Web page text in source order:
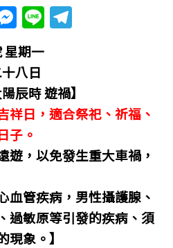
M
e
ss
e
n
g
er
Li
n
gr
a
m
星期一
八日
辰時 遊禍】
日，適合祭祀、祈福、
子。
，以免發生重大車禍，
血管疾病，男性攝護腺、
過敏原等引發的疾病、須
象。】